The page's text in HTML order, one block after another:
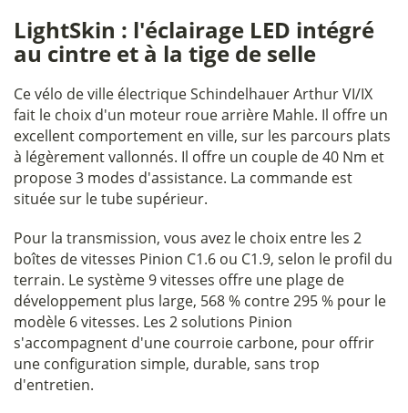
LightSkin : l'éclairage LED intégré
au cintre et à la tige de selle
Ce vélo de ville électrique Schindelhauer Arthur VI/IX
fait le choix d'un moteur roue arrière Mahle. Il offre un
excellent comportement en ville, sur les parcours plats
à légèrement vallonnés. Il offre un couple de 40 Nm et
propose 3 modes d'assistance. La commande est
située sur le tube supérieur.
Pour la transmission, vous avez le choix entre les 2
boîtes de vitesses Pinion C1.6 ou C1.9, selon le profil du
terrain. Le système 9 vitesses offre une plage de
développement plus large, 568 % contre 295 % pour le
modèle 6 vitesses. Les 2 solutions Pinion
s'accompagnent d'une courroie carbone, pour offrir
une configuration simple, durable, sans trop
d'entretien.